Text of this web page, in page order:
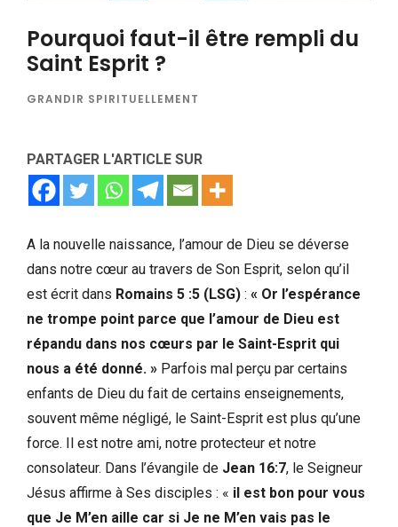
Pourquoi faut-il être rempli du
Saint Esprit ?
GRANDIR SPIRITUELLEMENT
PARTAGER L'ARTICLE SUR
A la nouvelle naissance, l’amour de Dieu se déverse
dans notre cœur au travers de Son Esprit, selon qu’il
est écrit dans Romains 5 :5 (LSG) : « Or l’espérance
ne trompe point parce que l’amour de Dieu est
répandu dans nos cœurs par le Saint-Esprit qui
nous a été donné. » Parfois mal perçu par certains
enfants de Dieu du fait de certains enseignements,
souvent même négligé, le Saint-Esprit est plus qu’une
force. Il est notre ami, notre protecteur et notre
consolateur. Dans l’évangile de Jean 16:7, le Seigneur
Jésus affirme à Ses disciples : « il est bon pour vous
que Je M’en aille car si Je ne M’en vais pas le